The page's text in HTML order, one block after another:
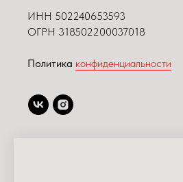
ИНН 502240653593
ОГРН 318502200037018
Политика конфиденциальности